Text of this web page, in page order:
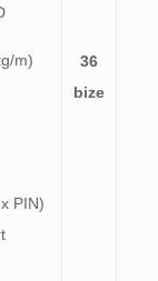
m)
PIN)
36
bize